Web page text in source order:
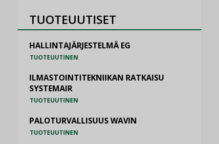
TUOTEUUTISET
HALLINTAJÄRJESTELMÄ EG
TUOTEUUTINEN
ILMASTOINTITEKNIIKAN RATKAISU
SYSTEMAIR
TUOTEUUTINEN
PALOTURVALLISUUS WAVIN
TUOTEUUTINEN